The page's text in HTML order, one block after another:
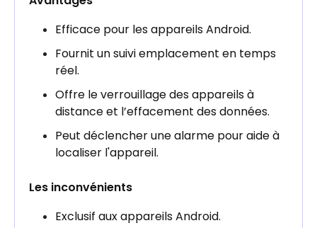
Efficace pour les appareils Android.
Fournit un suivi emplacement en temps
réel.
Offre le verrouillage des appareils à
distance et l’effacement des données.
Peut déclencher une alarme pour aide à
localiser l'appareil.
Les inconvénients
Exclusif aux appareils Android.